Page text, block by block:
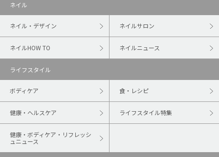
ネイル
ネイル・デザイン ネイルサロン
ネイルHOW TO ネイルニュース
ライフスタイル
ボディケア 食・レシピ
健康・ヘルスケア ライフスタイル特集
健康・ボディケア・リフレッシ
ュニュース